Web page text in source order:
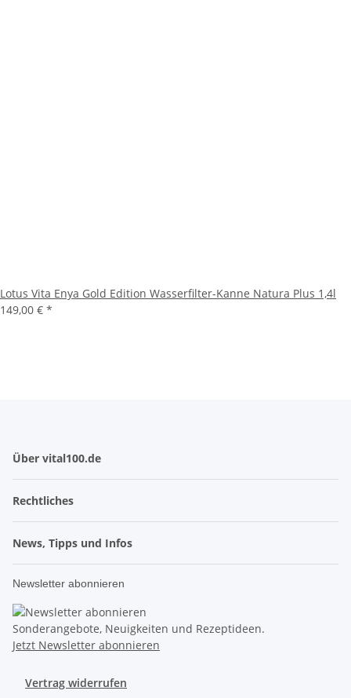
Lotus Vita Enya Gold Edition Wasserfilter-Kanne Natura Plus 1,4l
149,00 € *
Über vital100.de
Rechtliches
News, Tipps und Infos
Newsletter abonnieren
Sonderangebote, Neuigkeiten und Rezeptideen.
Jetzt Newsletter abonnieren
Vertrag widerrufen